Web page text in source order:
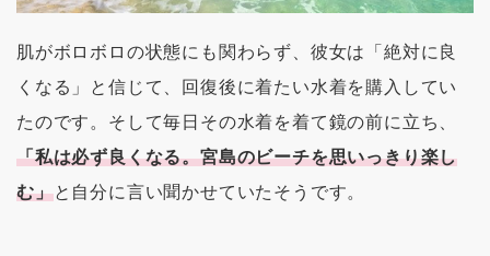
肌がボロボロの状態にも関わらず、彼女は「絶対に良
くなる」と信じて、回復後に着たい水着を購入してい
たのです。そして毎日その水着を着て鏡の前に立ち、
「私は必ず良くなる。宮島のビーチを思いっきり楽し
む」と自分に言い聞かせていたそうです。